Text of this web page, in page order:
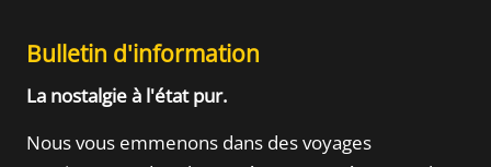
Bulletin d'information
La nostalgie à l'état pur.
Nous vous emmenons dans des voyages